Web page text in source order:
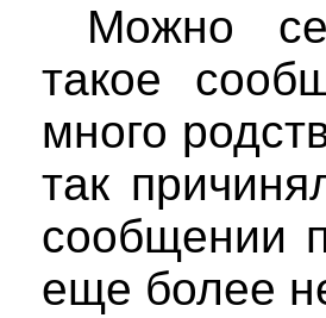
Можно
такое
много
так
сообщении
еще более